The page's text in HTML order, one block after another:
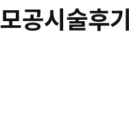
모공시술후